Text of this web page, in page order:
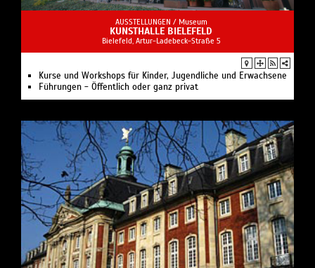
AUSSTELLUNGEN / Museum
KUNSTHALLE BIELEFELD
Bielefeld, Artur-Ladebeck-Straße 5
Kurse und Workshops für Kinder, Jugendliche und Erwachsene
Führungen - Öffentlich oder ganz privat